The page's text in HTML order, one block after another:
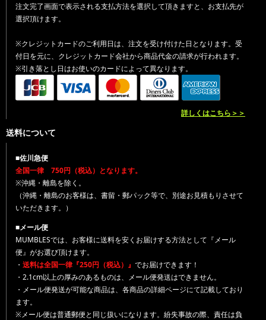
注文完了画面で表示される支払方法を選択して頂きますと、お支払先が
選択頂けます。
※クレジットカードのご利用日は、注文を受け付けた日となります。受
付日を元に、クレジットカード会社から商品代金の請求が行われます。
※引き落とし日はお使いのカードによって異なります。
詳しくはこちら＞＞
送料について
■佐川急便
全国一律 750円（税込）となります。
※沖縄・離島を除く。
（沖縄・離島のお客様は、書留・郵パック等で、別途お見積もりさせて
いただきます。）
■メール便
MUMBLESでは、お客様に送料を安くお届けする方法として『メール
便』がお選び頂けます。
・ 送料は全国一律『250円（税込）』 でお届けできます！
・2.1cm以上の厚みのあるものは、メール便発送はできません。
・メール便発送が可能な商品は、各商品の詳細ページにて記載しており
ます。
※メール便は普通郵便と同じ扱いになります。紛失事故の際、責任は負